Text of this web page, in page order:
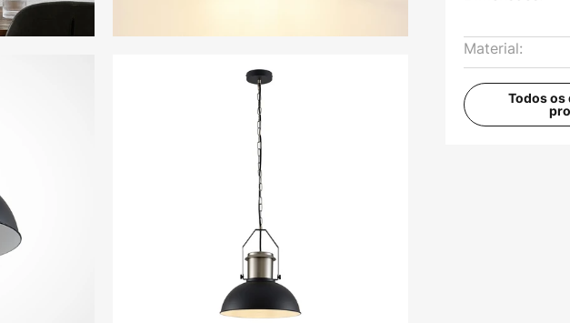
Material:
Todos os